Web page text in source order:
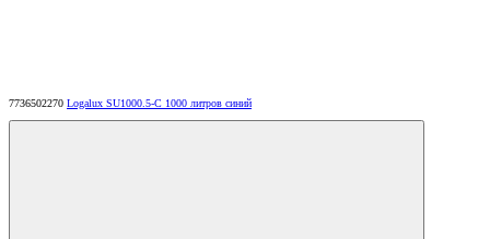
7736502270 Logalux SU1000.5-C 1000 литров синий